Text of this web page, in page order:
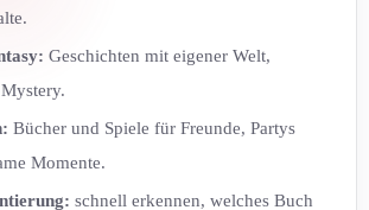
Geschichten mit eigener Welt,
Bücher und Spiele für Freunde, Partys
Momente.
schnell erkennen, welches Buch